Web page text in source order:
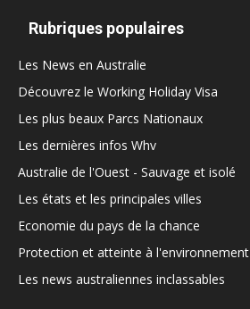
Rubriques populaires
Les News en Australie
Découvrez le Working Holiday Visa
Les plus beaux Parcs Nationaux
Les dernières infos Whv
Australie de l'Ouest - Sauvage et isolé
Les états et les principales villes
Economie du pays de la chance
Protection et atteinte à l'environnement
Les news australiennes inclassables